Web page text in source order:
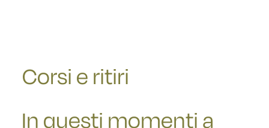
Corsi e ritiri
In questi momenti a